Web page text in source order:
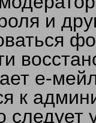
и
е-
к
следует